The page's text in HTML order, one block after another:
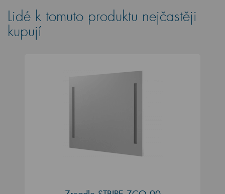
Lidé k tomuto produktu nejčastěji
kupují